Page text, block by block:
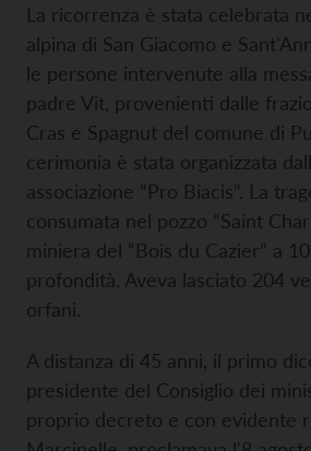
La ricorrenza è stata celebrata
alpina di San Giacomo e
le persone intervenute alla
padre Vit, provenienti dalle
Cras e Spagnut del comune di
cerimonia è stata organizzata
associazione “Pro Biacis”. La
consumata nel pozzo “Saint
miniera del “Bois du Cazier” a
profondità. Aveva lasciato 204
orfani.
A distanza di 45 anni, il primo
presidente del Consiglio dei
proprio decreto e con evidente